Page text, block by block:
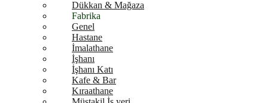
Dükkan & Mağaza
Fabrika
Genel
Hastane
İmalathane
İşhanı
İşhanı Katı
Kafe & Bar
Kıraathane